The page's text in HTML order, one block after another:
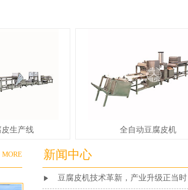
生产线 全自动豆腐皮机
新闻中心
豆腐皮机技术革新，产业升级正当时
MORE